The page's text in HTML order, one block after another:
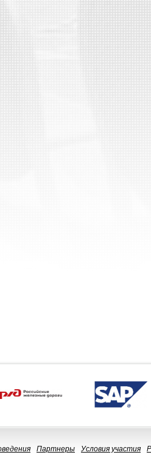
Партнеры Условия участия